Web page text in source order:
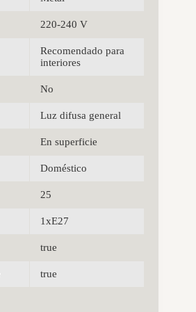
220-240 V
Recomendado para
interiores
No
Luz difusa general
En superficie
Doméstico
25
1xE27
true
true